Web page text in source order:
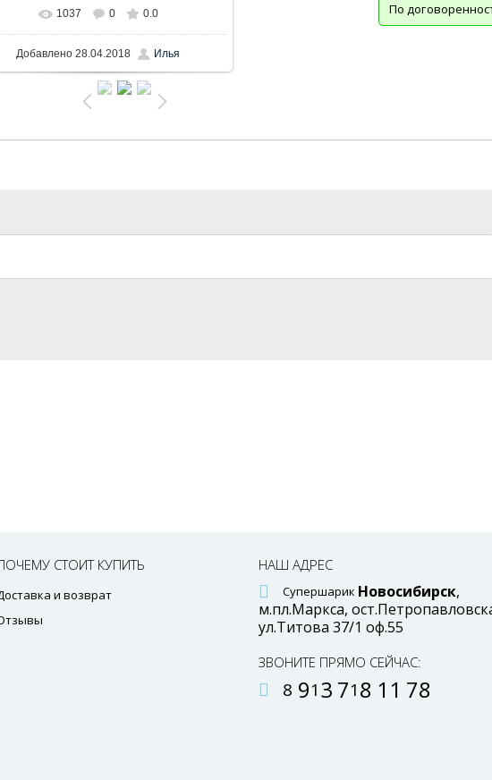
По
1037 0 0.0
Добавлено 28.04.2018 Илья
СТОИТ КУПИТЬ
и возврат
НАШ АДРЕС
Супершарик Новосибирск,
м.пл.Маркса, ост
ул.Титова 37/1 оф.55
ЗВОНИТЕ ПРЯМО СЕЙЧАС:
8 91 3 71 8 1 1 78